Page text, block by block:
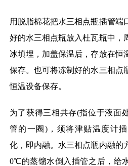
用脱脂棉花把水三相点瓶插管端
好的水三相点瓶放入杜瓦瓶中，
冰填埋，加盖保温后，存放在恒
保存。也可将冻制好的水三相点
恒温设备保存。
为了获得三相共存(指位于液面
管的一圈)，须将津贴温度计
化，即内融。水三相点瓶内融的
0℃的蒸馏水倒入插管之后，给